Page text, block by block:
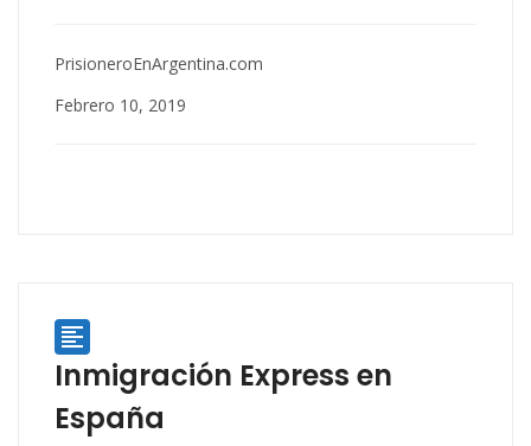
PrisioneroEnArgentina.com
Febrero 10, 2019

Inmigración Express en
España